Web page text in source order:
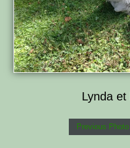
Lynda
Previous Photo